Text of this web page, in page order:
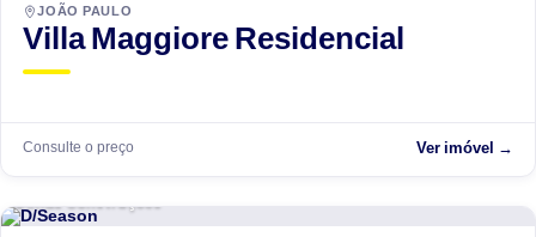
JOÃO PAULO
Villa Maggiore Residencial
Consulte o preço Ver imóvel →